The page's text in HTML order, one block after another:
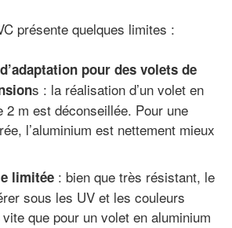
présente quelques limites :
pour des volets de
s : la réalisation d’un volet en
2 m est déconseillée. Pour une
l’aluminium est nettement mieux
limitée : bien que très résistant, le
sous les UV et les couleurs
que pour un volet en aluminium